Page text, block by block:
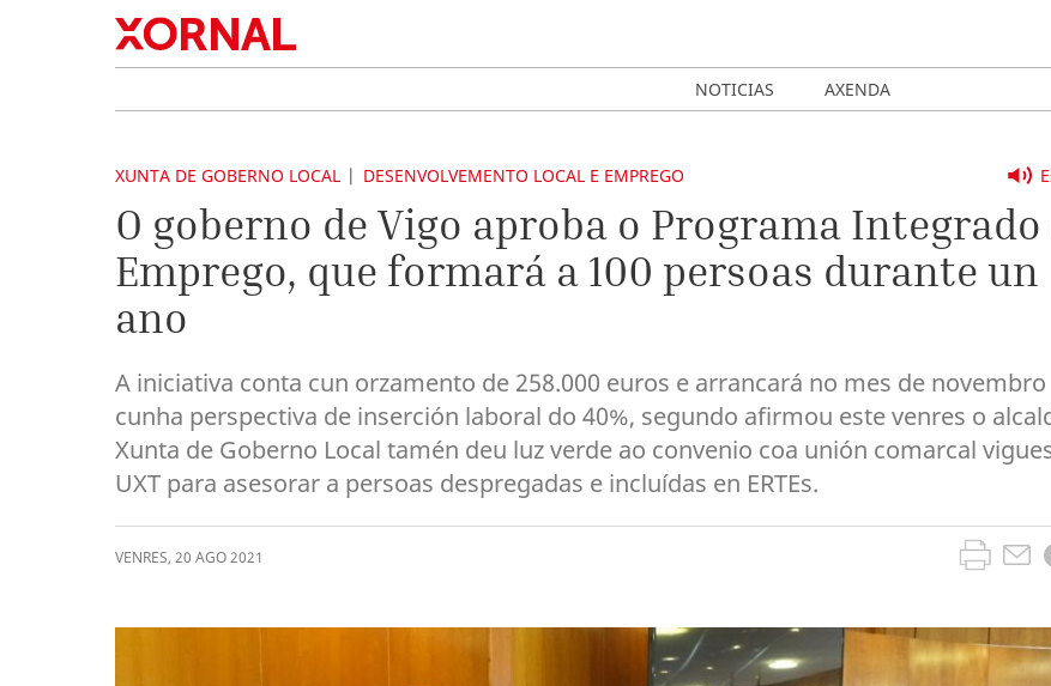
NOTICIAS AXENDA
XUNTA DE GOBERNO LOCAL DESENVOLVEMENTO LOCAL E EMPREGO
O goberno de Vigo aproba o Programa Integrado
Emprego, que formará a 100 persoas durante un
ano
A iniciativa conta cun orzamento de 258.000 euros e arrancará no mes de novembro
cunha perspectiva de inserción laboral do 40%, segundo afirmou este venres o
Xunta de Goberno Local tamén deu luz verde ao convenio coa unión comarcal
UXT para asesorar a persoas despregadas e incluídas en ERTEs.
VENRES, 20 AGO2021